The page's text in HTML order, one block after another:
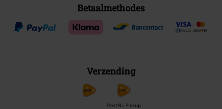
Betaalmethodes
Verzending
PostNL Pickup